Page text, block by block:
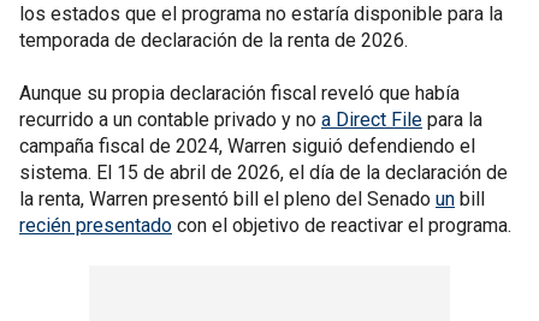
los estados que el programa no estaría disponible para la
temporada de declaración de la renta de 2026.
Aunque su propia declaración fiscal reveló que había
recurrido a un contable privado y no a Direct File para la
campaña fiscal de 2024, Warren siguió defendiendo el
sistema. El 15 de abril de 2026, el día de la declaración de
la renta, Warren presentó bill el pleno del Senado un bill
recién presentado con el objetivo de reactivar el programa.